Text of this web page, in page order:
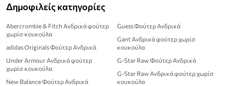
Δημοφιλείς κατηγορίες
Abercrombie & Fitch Ανδρικά φούτερ
χωρίσ κουκούλα
adidas Originals Φούτερ Ανδρικά
Under Armour Ανδρικά φούτερ
χωρίσ κουκούλα
New Balance Φούτερ Ανδρικά
Guess Φούτερ Ανδρικά
Gant Ανδρικά φούτερ χωρίσ
κουκούλα
G-Star Raw Φούτερ Ανδρικά
G-Star Raw Ανδρικά φούτερ χωρίσ
κουκούλα